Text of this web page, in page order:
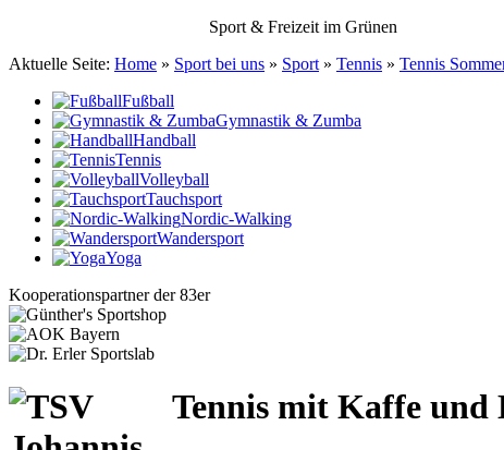
Sport & Freizeit im Grünen
Aktuelle Seite: Home » Sport bei uns » Sport » Tennis » Tennis
Fußball
Gymnastik & Zumba
Handball
Tennis
Volleyball
Tauchsport
Nordic-Walking
Wandersport
Yoga
Kooperationspartner der 83er
Tennis mit Kaffe und